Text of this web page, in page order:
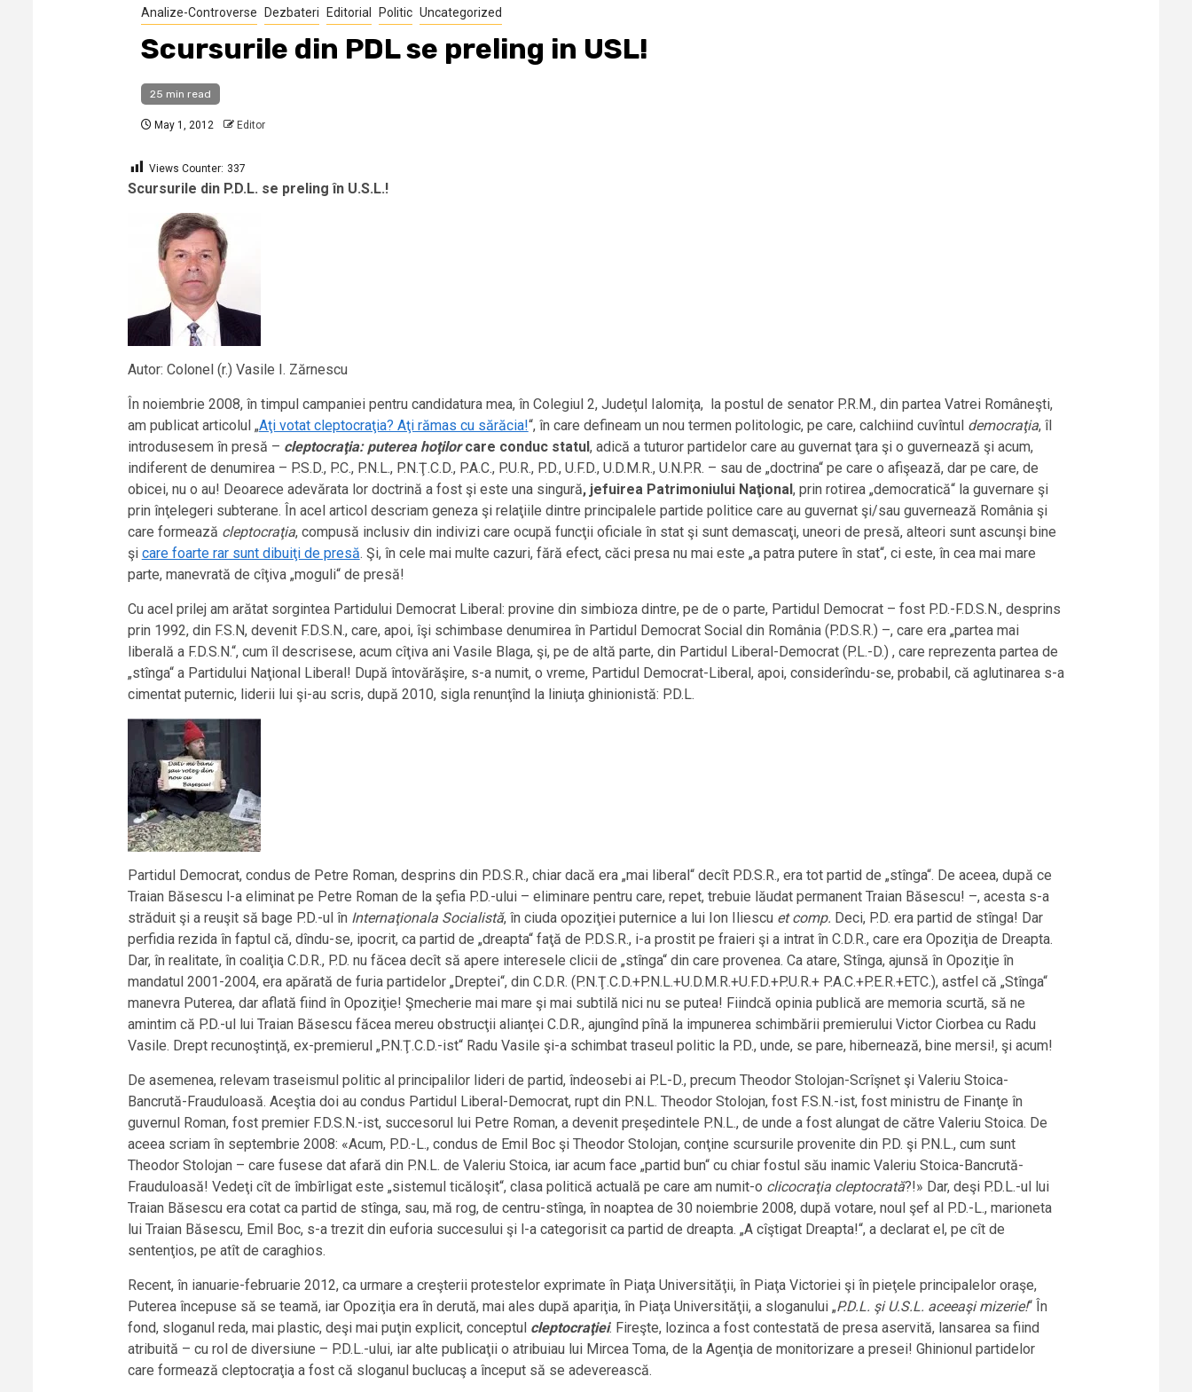
Analize-Controverse Dezbateri Editorial Politic Uncategorized
Scursurile din PDL se preling in USL!
25 min read
May 1, 2012 Editor
Views Counter: 337
Scursurile din P.D.L. se preling în U.S.L.!
Autor: Colonel (r.) Vasile I. Zărnescu
În noiembrie 2008, în timpul campaniei pentru candidatura mea, în Colegiul 2, Judeţul Ialomiţa, la postul de senator P.R.M., din partea Vatrei Româneşti,
am publicat articolul „Aţi votat cleptocraţia? Aţi rămas cu sărăcia!“, în care defineam un nou termen politologic, pe care, calchiind cuvîntul democraţia, îl
introdusesem în presă – cleptocraţia: puterea hoţilorcare conduc statul , adică a tuturor partidelor care au guvernat ţara şi o guvernează şi acum,
indiferent de denumirea – P.S.D., P.C., P.N.L., P.N.Ţ.C.D., P.A.C., P.U.R., P.D., U.F.D., U.D.M.R., U.N.P.R. – sau de „doctrina“ pe care o afişează, dar pe care, de
obicei, nu o au! Deoarece adevărata lor doctrină a fost şi este una singură, jefuirea Patrimoniului Naţional , prin rotirea „democratică“ la guvernare şi
prin înţelegeri subterane. În acel articol descriam geneza şi relaţiile dintre principalele partide politice care au guvernat şi/sau guvernează România şi
care formează cleptocraţia, compusă inclusiv din indivizi care ocupă funcţii oficiale în stat şi sunt demascaţi, uneori de presă, alteori sunt ascunşi bine
şi care foarte rar sunt dibuiţi de presă. Şi, în cele mai multe cazuri, fără efect, căci presa nu mai este „a patra putere în stat“, ci este, în cea mai mare
parte, manevrată de cîţiva „moguli“ de presă!
Cu acel prilej am arătat sorgintea Partidului Democrat Liberal: provine din simbioza dintre, pe de o parte, Partidul Democrat – fost P.D.-F.D.S.N., desprins
prin 1992, din F.S.N, devenit F.D.S.N., care, apoi, îşi schimbase denumirea în Partidul Democrat Social din România (P.D.S.R.) –, care era „partea mai
liberală a F.D.S.N.“, cum îl descrisese, acum cîţiva ani Vasile Blaga, şi, pe de altă parte, din Partidul Liberal-Democrat (P.L.-D.) , care reprezenta partea de
„stînga“ a Partidului Naţional Liberal! După întovărăşire, s-a numit, o vreme, Partidul Democrat-Liberal, apoi, considerîndu-se, probabil, că aglutinarea s-a
cimentat puternic, liderii lui şi-au scris, după 2010, sigla renunţînd la liniuţa ghinionistă: P.D.L.
Partidul Democrat, condus de Petre Roman, desprins din P.D.S.R., chiar dacă era „mai liberal“ decît P.D.S.R., era tot partid de „stînga“. De aceea, după ce
Traian Băsescu l-a eliminat pe Petre Roman de la şefia P.D.-ului – eliminare pentru care, repet, trebuie lăudat permanent Traian Băsescu! –, acesta s-a
străduit şi a reuşit să bage P.D.-ul în Internaţionala Socialistă, în ciuda opoziţiei puternice a lui Ion Iliescu et comp. Deci, P.D. era partid de stînga! Dar
perfidia rezida în faptul că, dîndu-se, ipocrit, ca partid de „dreapta“ faţă de P.D.S.R., i-a prostit pe fraieri şi a intrat în C.D.R., care era Opoziţia de Dreapta.
Dar, în realitate, în coaliţia C.D.R., P.D. nu făcea decît să apere interesele clicii de „stînga“ din care provenea. Ca atare, Stînga, ajunsă în Opoziţie în
mandatul 2001-2004, era apărată de furia partidelor „Dreptei“, din C.D.R. (P.N.Ţ.C.D.+P.N.L.+U.D.M.R.+U.F.D.+P.U.R.+ P.A.C.+P.E.R.+ETC.), astfel că „Stînga“
manevra Puterea, dar aflată fiind în Opoziţie! Şmecherie mai mare şi mai subtilă nici nu se putea! Fiindcă opinia publică are memoria scurtă, să ne
amintim că P.D.-ul lui Traian Băsescu făcea mereu obstrucţii alianţei C.D.R., ajungînd pînă la impunerea schimbării premierului Victor Ciorbea cu Radu
Vasile. Drept recunoştinţă, ex-premierul „P.N.Ţ.C.D.-ist“ Radu Vasile şi-a schimbat traseul politic la P.D., unde, se pare, hibernează, bine mersi!, şi acum!
De asemenea, relevam traseismul politic al principalilor lideri de partid, îndeosebi ai P.L-D., precum Theodor Stolojan-Scrîşnet şi Valeriu Stoica-
Bancrută-Frauduloasă. Aceştia doi au condus Partidul Liberal-Democrat, rupt din P.N.L. Theodor Stolojan, fost F.S.N.-ist, fost ministru de Finanţe în
guvernul Roman, fost premier F.D.S.N.-ist, succesorul lui Petre Roman, a devenit preşedintele P.N.L., de unde a fost alungat de către Valeriu Stoica. De
aceea scriam în septembrie 2008: «Acum, P.D.-L., condus de Emil Boc şi Theodor Stolojan, conţine scursurile provenite din P.D. şi P.N.L., cum sunt
Theodor Stolojan – care fusese dat afară din P.N.L. de Valeriu Stoica, iar acum face „partid bun“ cu chiar fostul său inamic Valeriu Stoica-Bancrută-
Frauduloasă! Vedeţi cît de îmbîrligat este „sistemul ticăloşit“, clasa politică actuală pe care am numit-o clicocraţia cleptocrată?!» Dar, deşi P.D.L.-ul lui
Traian Băsescu era cotat ca partid de stînga, sau, mă rog, de centru-stînga, în noaptea de 30 noiembrie 2008, după votare, noul şef al P.D.-L., marioneta
lui Traian Băsescu, Emil Boc, s-a trezit din euforia succesului şi l-a categorisit ca partid de dreapta. „A cîştigat Dreapta!“, a declarat el, pe cît de
sentenţios, pe atît de caraghios.
Recent, în ianuarie-februarie 2012, ca urmare a creşterii protestelor exprimate în Piaţa Universităţii, în Piaţa Victoriei şi în pieţele principalelor oraşe,
Puterea începuse să se teamă, iar Opoziţia era în derută, mai ales după apariţia, în Piaţa Universităţii, a sloganului „P.D.L. şi U.S.L. aceeaşi mizerie!“ În
fond, sloganul reda, mai plastic, deşi mai puţin explicit, conceptul cleptocraţiei. Fireşte, lozinca a fost contestată de presa aservită, lansarea sa fiind
atribuită – cu rol de diversiune – P.D.L.-ului, iar alte publicaţii o atribuiau lui Mircea Toma, de la Agenţia de monitorizare a presei! Ghinionul partidelor
care formează cleptocraţia a fost că sloganul buclucaş a început să se adeverească.